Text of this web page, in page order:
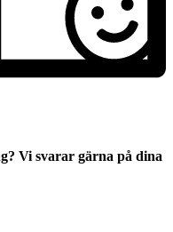
Vi svarar gärna på dina